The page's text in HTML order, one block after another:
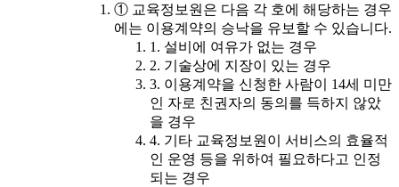
① 교육정보원은 다음 각 호에 해당하는 경우
에는 이용계약의 승낙을 유보할 수 있습니다.
1. 설비에 여유가 없는 경우
2. 기술상에 지장이 있는 경우
3. 이용계약을 신청한 사람이 14세 미만
인 자로 친권자의 동의를 득하지 않았
을 경우
4. 기타 교육정보원이 서비스의 효율적
인 운영 등을 위하여 필요하다고 인정
되는 경우